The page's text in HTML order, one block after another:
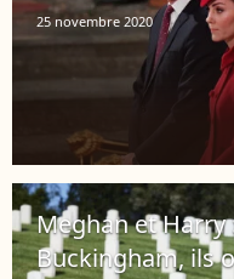
25 novembre 2020
Meghan et Harry
Buckingham, ils